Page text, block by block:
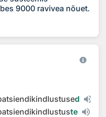
9000 ravivea nõuet.
d
te